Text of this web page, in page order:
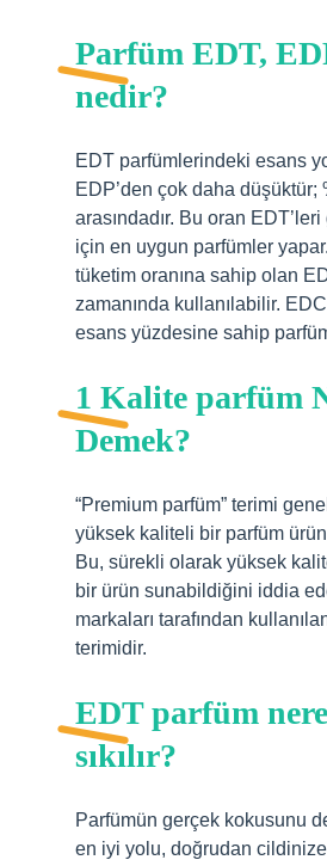
Parfüm EDT,
nedir?
EDT parfümlerindeki esans
EDP’den çok daha düşüktür;
arasındadır. Bu oran
için en uygun parfümler
tüketim oranına sahip olan
zamanında kullanılabilir.
esans yüzdesine sahip
1 Kalite parfüm
Demek?
“Premium parfüm” terimi
yüksek kaliteli bir parfüm
Bu, sürekli olarak yüksek
bir ürün sunabildiğini iddia
markaları tarafından
terimidir.
EDT parfüm
sıkılır?
Parfümün gerçek kokusunu
en iyi yolu, doğrudan